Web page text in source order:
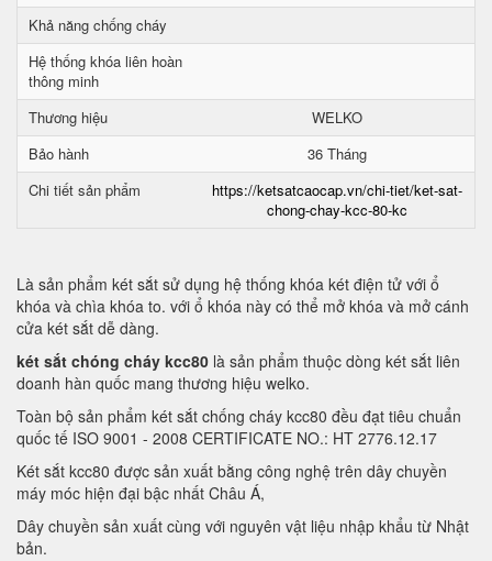
Khả năng chống cháy
Hệ thống khóa liên hoàn
thông minh
Thương hiệu
WELKO
Bảo hành
36 Tháng
Chi tiết sản phẩm
https://ketsatcaocap.vn/chi-tiet/ket-sat-
chong-chay-kcc-80-kc
Là sản phẩm két sắt sử dụng hệ thống khóa két điện tử với ổ
khóa và chìa khóa to. với ổ khóa này có thể mở khóa và mở cánh
cửa két sắt dễ dàng.
két sắt chóng cháy kcc80 là sản phẩm thuộc dòng két sắt liên
doanh hàn quốc mang thương hiệu welko.
Toàn bộ sản phẩm két sắt chống cháy kcc80 đều đạt tiêu chuẩn
quốc tế ISO 9001 - 2008 CERTIFICATE NO.: HT 2776.12.17
Két sắt kcc80 được sản xuất bằng công nghệ trên dây chuyền
máy móc hiện đại bậc nhất Châu Á,
Dây chuyền sản xuất cùng với nguyên vật liệu nhập khẩu từ Nhật
bản.